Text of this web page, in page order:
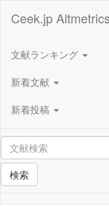
Ceek.jp
文献ランキング
新着文献
新着投稿
検索